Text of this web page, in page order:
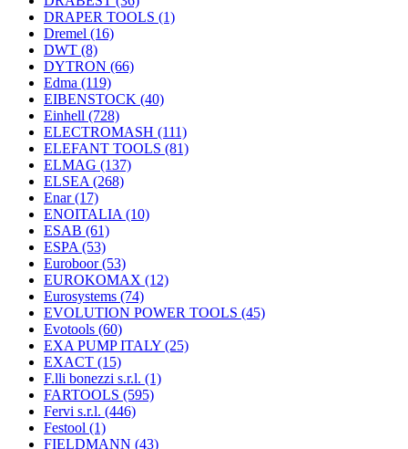
DRAPER TOOLS (1)
Dremel (16)
DWT (8)
DYTRON (66)
Edma (119)
EIBENSTOCK (40)
Einhell (728)
ELECTROMASH (111)
ELEFANT TOOLS (81)
ELMAG (137)
ELSEA (268)
Enar(17)
ENOITALIA (10)
ESAB (61)
ESPA (53)
Euroboor(53)
EUROKOMAX (12)
Eurosystems (74)
EVOLUTION POWER TOOLS (45)
Evotools (60)
EXA PUMP ITALY (25)
EXACT (15)
F.lli bonezzi s.r.l. (1)
FARTOOLS (595)
Fervi s.r.l. (446)
Festool (1)
FIELDMANN (43)